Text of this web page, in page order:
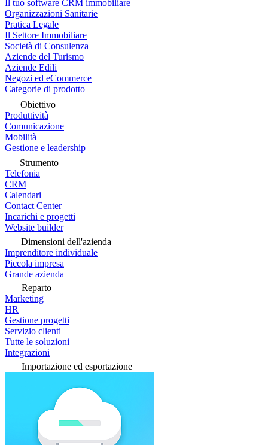
Il tuo software CRM immobiliare
Organizzazioni Sanitarie
Pratica Legale
Il Settore Immobiliare
Società di Consulenza
Aziende del Turismo
Aziende Edili
Negozi ed eCommerce
Categorie di prodotto
Obiettivo
Produttività
Comunicazione
Mobilità
Gestione e leadership
Strumento
Telefonia
CRM
Calendari
Contact Center
Incarichi e progetti
Website builder
Dimensioni dell'azienda
Imprenditore individuale
Piccola impresa
Grande azienda
Reparto
Marketing
HR
Gestione progetti
Servizio clienti
Tutte le soluzioni
Integrazioni
Importazione ed esportazione